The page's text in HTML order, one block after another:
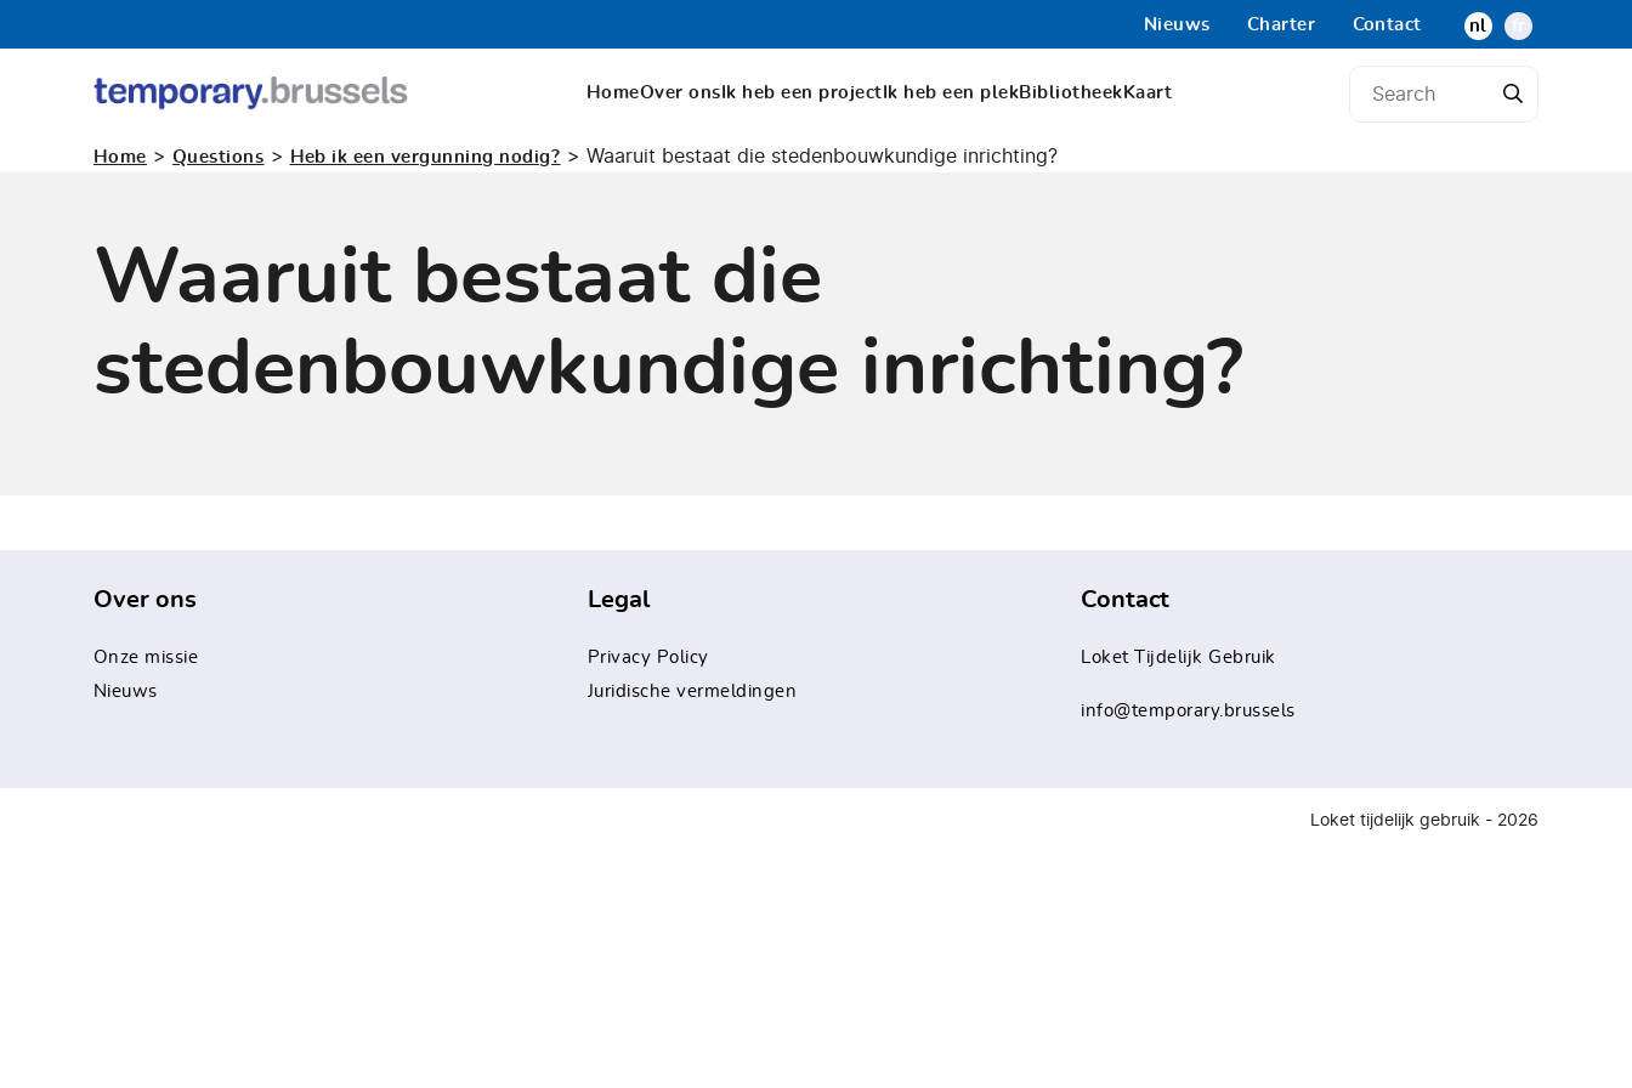
Nieuws Charter Contact nl
tijdelijk
HomeOver onsIk heb een projectIk heb een plekBibliotheekKaart
Home > Questions > Heb ik een vergunning nodig? > Waaruit bestaat die stedenbouwkundige inrichting?
Waaruit bestaat die
stedenbouwkundige inrichting?
Over ons
Onze missie
Nieuws
Legal
Privacy Policy
Juridische vermeldingen
Contact
Loket Tijdelijk Gebruik
info@temporary.brussels
Loket tijdelijk gebruik - 2026